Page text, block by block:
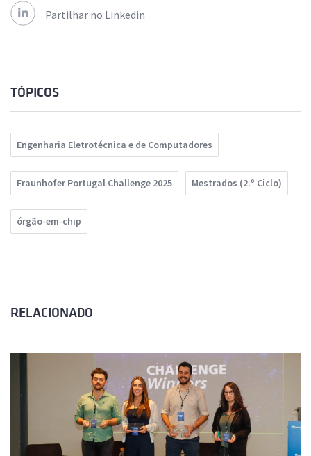
Partilhar no Linkedin
TÓPICOS
Engenharia Eletrotécnica e de Computadores
Fraunhofer Portugal Challenge 2025 Mestrados (2.º Ciclo)
órgão-em-chip
RELACIONADO